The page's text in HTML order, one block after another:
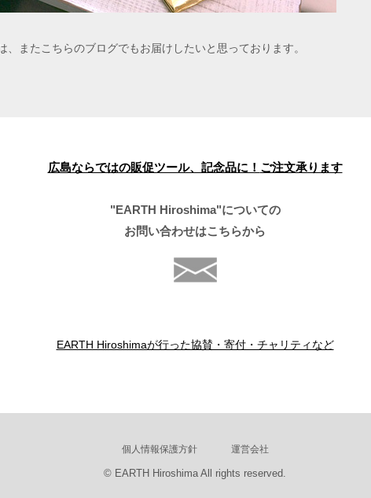
、またこちらのブログでもお届けしたいと思っております。
広島ならではの販促ツール、記念品に！ ご注文承ります
"EARTH Hiroshima"についての
お問い合わせはこちらから
EARTH Hiroshimaが行った協賛・寄付・チャリティなど
個人情報保護方針 運営会社
© EARTH Hiroshima All rights reserved.